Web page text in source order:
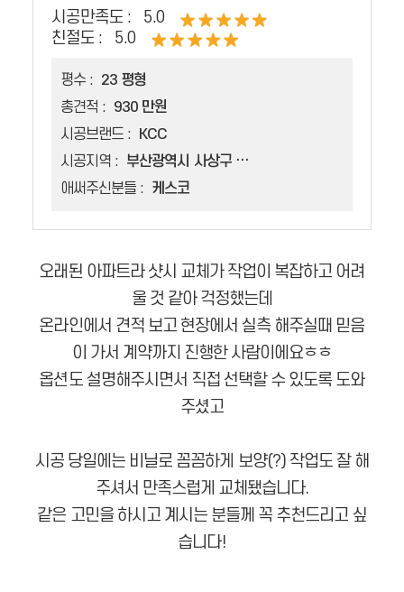
시공만족도 :
5.0
친절도 :
5.0
평수 :
23 평형
총견적 :
930 만원
시공브랜드 :
KCC
시공지역 :
부산광역시 사상구 괘법동
애써주신분들 :
케스코
오래된 아파트라 샷시 교체가 작업이 복잡하고 어려
울 것 같아 걱정했는데
온라인에서 견적 보고 현장에서 실측 해주실때 믿음
이 가서 계약까지 진행한 사람이에요ㅎㅎ
옵션도 설명해주시면서 직접 선택할 수 있도록 도와
주셨고
시공 당일에는 비닐로 꼼꼼하게 보양(?) 작업도 잘 해
주셔서 만족스럽게 교체됐습니다.
같은 고민을 하시고 계시는 분들께 꼭 추천드리고 싶
습니다!